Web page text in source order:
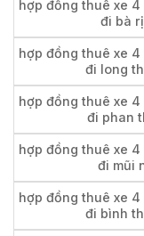
hợp đồng thuê xe
đi bà
hợp đồng thuê xe
đi long
hợp đồng thuê xe
đi phan
hợp đồng thuê xe
đi mũi
hợp đồng thuê xe
đi bình